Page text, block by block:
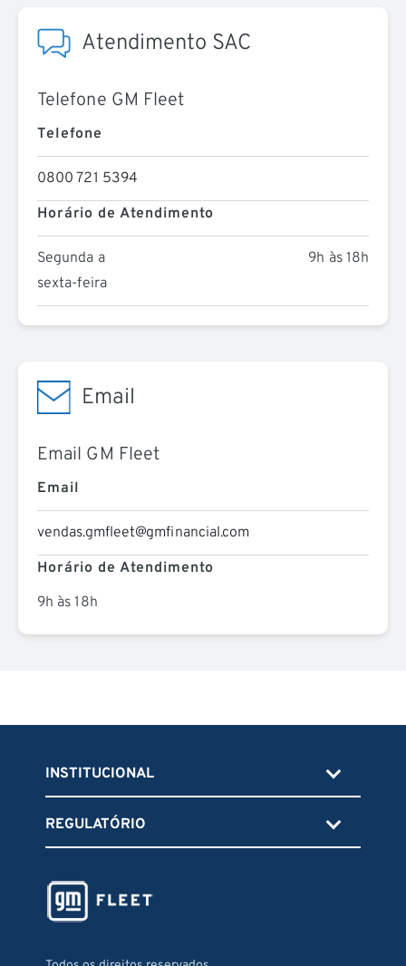
Atendimento SAC
Telefone GM Fleet
Telefone
0800 721 5394
Horário de Atendimento
Segunda a
sexta-feira
9h às 18h
Email
Email GM Fleet
Email
vendas.gmfleet@gmfinancial.com
Horário de Atendimento
9h às 18h
INSTITUCIONAL
REGULATÓRIO